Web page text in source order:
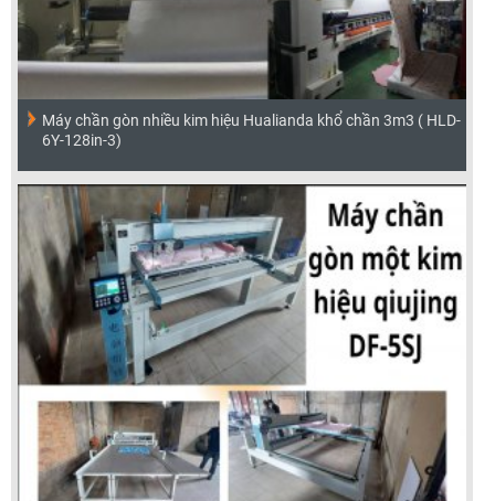
Máy chần gòn nhiều kim hiệu Hualianda khổ chần 3m3 ( HLD-
6Y-128in-3)